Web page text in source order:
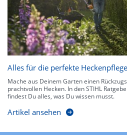
Alles für die perfekte Heckenpflege
Mache aus Deinem Garten einen
prachtvollen Hecken. In den STIHL
findest Du alles, was Du wissen musst.
Artikel ansehen